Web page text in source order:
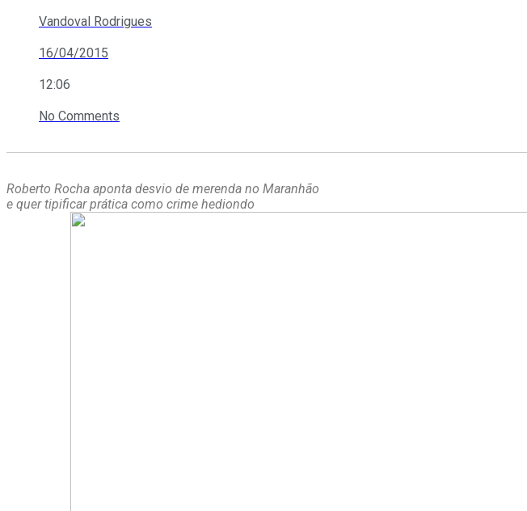
Vandoval Rodrigues
16/04/2015
12:06
No Comments
Roberto Rocha aponta desvio de merenda no Maranhão
e quer tipificar prática como crime hediondo